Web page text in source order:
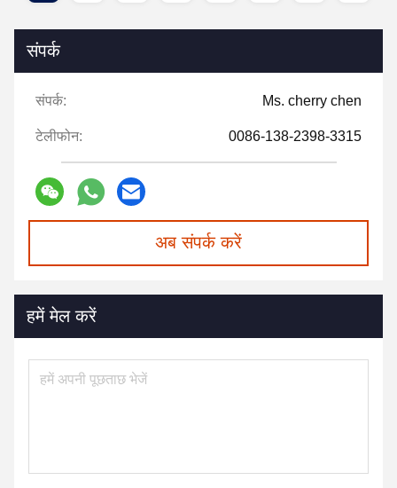
संपर्क
संपर्क: Ms. cherry chen
टेलीफोन: 0086-138-2398-3315
अब संपर्क करें
हमें मेल करें